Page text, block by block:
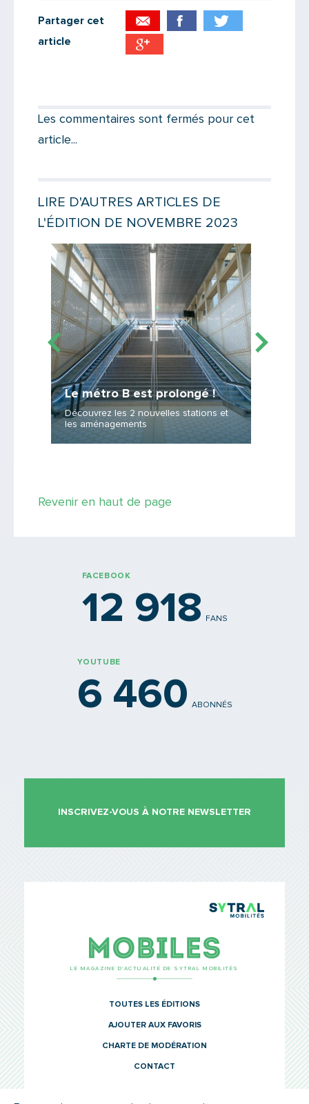
Partager cet
article
Message
Les commentaires sont fermés pour cet
article...
LIRE D'AUTRES ARTICLES DE
L'ÉDITION DE NOVEMBRE 2023
Lire la suite
Le métro B est prolongé !
Découvrez les 2 nouvelles stations et
les aménagements
Revenir en haut de page
FACEBOOK
12 918 FANS
YOUTUBE
6 460 ABONNÉS
INSCRIVEZ-VOUS À NOTRE NEWSLETTER
LE MAGAZINE D’ACTUALITÉ DE SYTRAL MOBILITÉS
TOUTES LES ÉDITIONS
AJOUTER AUX FAVORIS
CHARTE DE MODÉRATION
CONTACT